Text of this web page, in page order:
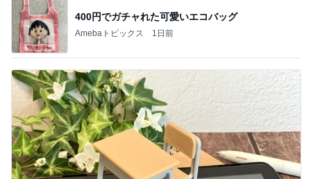
400円でガチャれた可愛いエコバッグ
Amebaトピックス 1日前